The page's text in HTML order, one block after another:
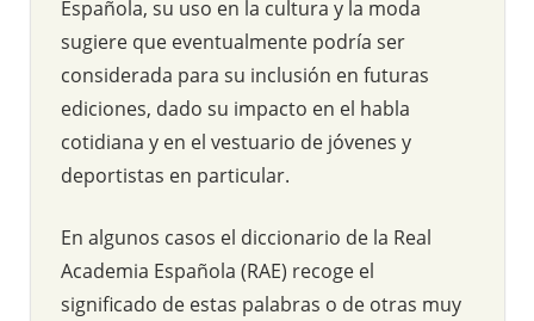
Española, su uso en la cultura y la moda
sugiere que eventualmente podría ser
considerada para su inclusión en futuras
ediciones, dado su impacto en el habla
cotidiana y en el vestuario de jóvenes y
deportistas en particular.
En algunos casos el diccionario de la Real
Academia Española (RAE) recoge el
significado de estas palabras o de otras muy